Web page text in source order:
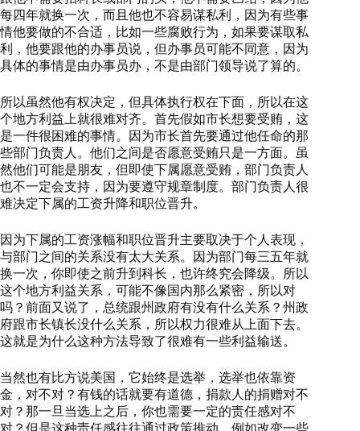
每四年就换一次，而且他也不容易谋私利，因为有些事
情他要做的不合适，比如一些腐败行为，如果要谋取私
利，他要跟他的办事员说，但办事员可能不同意，因为
具体的事情是由办事员办，不是由部门领导说了算的。
所以虽然他有权决定，但具体执行权在下面，所以在这
个地方利益上就很难对齐。首先假如市长想要受贿，这
是一件很困难的事情。因为市长首先要通过他任命的那
些部门负责人。他们之间是否愿意受贿只是一方面。虽
然他们可能是朋友，但即使下属愿意受贿，部门负责人
也不一定会支持，因为要遵守规章制度。部门负责人很
难决定下属的工资升降和职位晋升。
因为下属的工资涨幅和职位晋升主要取决于个人表现，
与部门之间的关系没有太大关系。因为部门每三五年就
换一次，你即使之前升到科长，也许终究会降级。所以
这个地方利益关系，可能不像国内那么紧密，所以对
吗？前面又说了，总统跟州政府有没有什么关系？州政
府跟市长镇长没什么关系，所以权力很难从上面下去。
这就是为什么这种方法导致了很难有一些利益输送。
当然也有比方说美国，它始终是选举，选举也依靠资
金，对不对？有钱的话就要有道德，捐款人的捐赠对不
对？那一旦当选上之后，你也需要一定的责任感对不